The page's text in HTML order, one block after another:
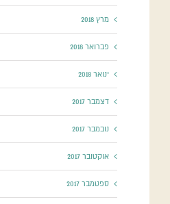
מרץ 2018
פברואר 2018
ינואר 2018
דצמבר 2017
נובמבר 2017
אוקטובר 2017
ספטמבר 2017